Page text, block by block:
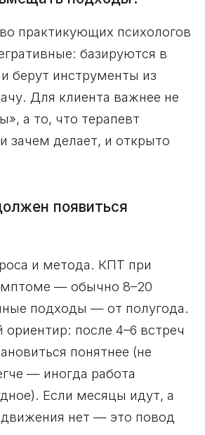
практикующих психологов
базируются в
берут инструменты из
Для клиента важнее не
а то, что терапевт
зачем делает, и открыто
появиться
и метода. КПТ при
— обычно 8–20
подходы — от полугода.
после 4–6 встреч
понятнее (не
— иногда работа
Если месяцы идут, а
нет — это повод